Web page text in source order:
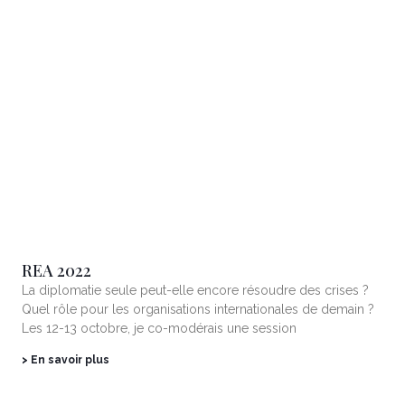
REA 2022
La diplomatie seule peut-elle encore résoudre des crises ?
Quel rôle pour les organisations internationales de demain ?
Les 12-13 octobre, je co-modérais une session
> En savoir plus